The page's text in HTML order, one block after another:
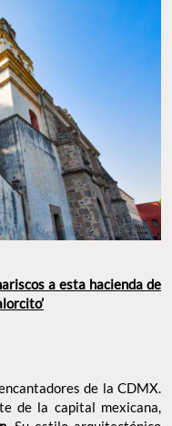
a esta hacienda de
de la CDMX.
de la capital mexicana,